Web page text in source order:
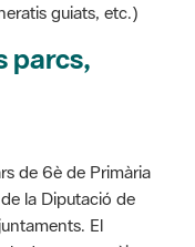
guiats, etc.)
parcs,
de 6è de Primària
la Diputació de
El